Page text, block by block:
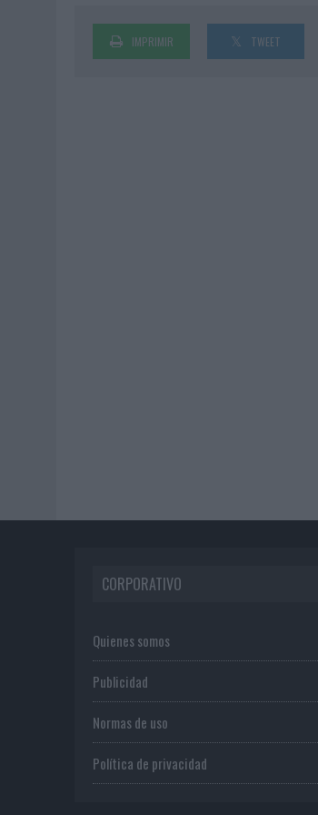
IMPRIMIR TWEET
CORPORATIVO
Quienes somos
Publicidad
Normas de uso
Política de privacidad